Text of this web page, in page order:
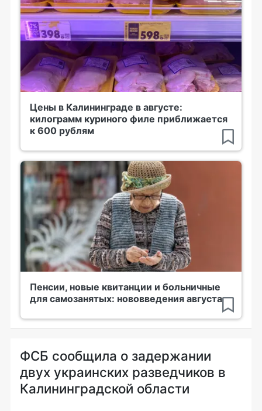
Цены в Калининграде в августе:
килограмм куриного филе приближается
к 600 рублям
Пенсии, новые квитанции и больничные
для самозанятых: нововведения августа
ФСБ сообщила о задержании
двух украинских разведчиков в
Калининградской области